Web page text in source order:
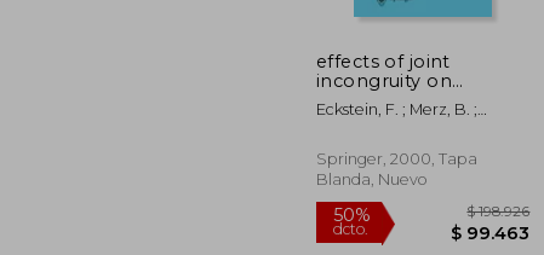
$
effects of joint
incongruity on
articular pressure
distribution and
remodeling (en
Inglés)
Eckstein, F. ; Merz, B. ;
Springer, 2000, Tapa
Blanda, Nuevo